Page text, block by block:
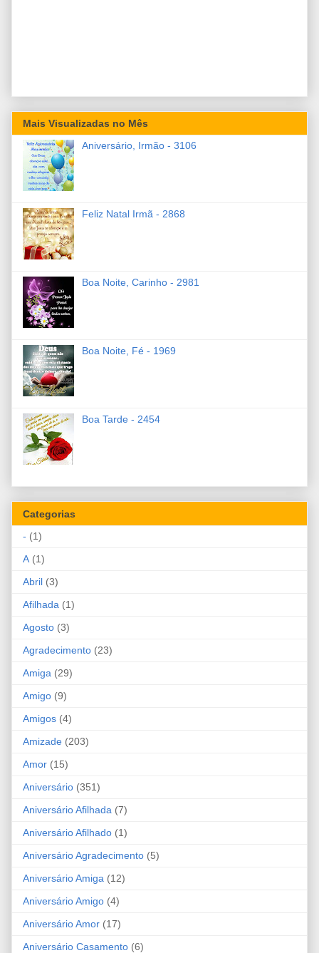
Mais Visualizadas no Mês
Aniversário, Irmão - 3106
Feliz Natal Irmã - 2868
Boa Noite, Carinho - 2981
Boa Noite, Fé - 1969
Boa Tarde - 2454
Categorias
- (1)
A (1)
Abril (3)
Afilhada (1)
Agosto (3)
Agradecimento (23)
Amiga (29)
Amigo (9)
Amigos (4)
Amizade (203)
Amor (15)
Aniversário (351)
Aniversário Afilhada (7)
Aniversário Afilhado (1)
Aniversário Agradecimento (5)
Aniversário Amiga (12)
Aniversário Amigo (4)
Aniversário Amor (17)
Aniversário Casamento (6)